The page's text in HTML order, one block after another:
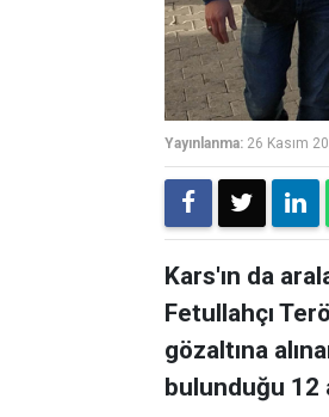
Yayınlanma: 26 Kasım
Kars'ın da
Fetullahçı
gözaltına
bulunduğu 12